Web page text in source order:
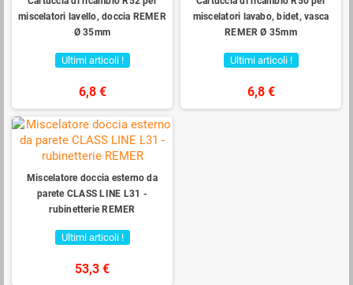
miscelatori lavello, doccia REMER
Ø 35mm
Ultimi articoli !
6,8 €
miscelatori lavabo, bidet, vasca
REMER Ø 35mm
Ultimi articoli !
6,8 €
Miscelatore doccia esterno da
parete CLASS LINE L31 -
rubinetterie REMER
Ultimi articoli !
53,3 €